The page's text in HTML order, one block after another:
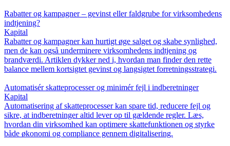
Rabatter og kampagner – gevinst eller faldgrube for virksomhedens
indtjening?
Kapital
Rabatter og kampagner kan hurtigt øge salget og skabe synlighed,
men de kan også underminere virksomhedens indtjening og
brandværdi. Artiklen dykker ned i, hvordan man finder den rette
balance mellem kortsigtet gevinst og langsigtet forretningsstrategi.
Automatisér skatteprocesser og minimér fejl i indberetninger
Kapital
Automatisering af skatteprocesser kan spare tid, reducere fejl og
sikre, at indberetninger altid lever op til gældende regler. Læs,
hvordan din virksomhed kan optimere skattefunktionen og styrke
både økonomi og compliance gennem digitalisering.